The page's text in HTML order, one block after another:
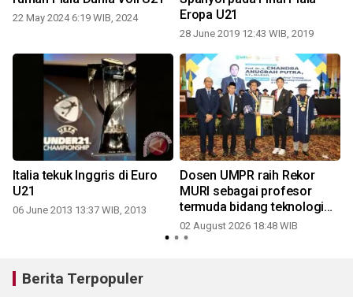
22 May 2024 6:19 WIB, 2024
Eropa U21
28 June 2019 12:43 WIB, 2019
Italia tekuk Inggris di Euro
U21
06 June 2013 13:37 WIB, 2013
Dosen UMPR raih Rekor
MURI sebagai profesor
termuda bidang teknologi
pendidikan
02 August 2026 18:48 WIB
Berita Terpopuler